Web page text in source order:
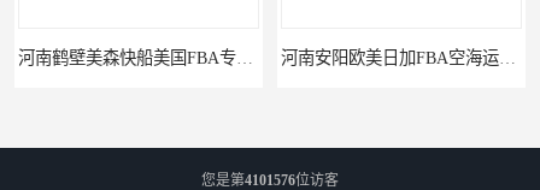
您是第4101576位访客